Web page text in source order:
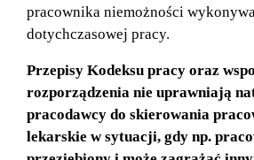
pracownika niemożności
dotychczasowej pracy.
Przepisy Kodeksu pracy oraz
rozporządzenia nie uprawniają
pracodawcy do skierowania
lekarskie w sytuacji, gdy np.